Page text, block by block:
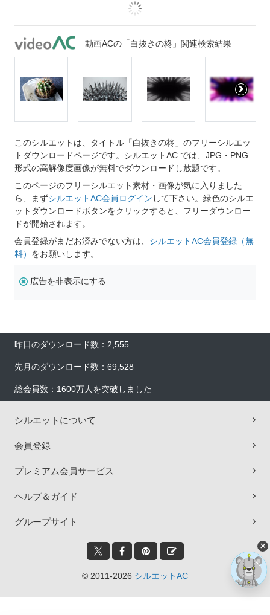
動画ACの「白抜きの柊」関連検索結果
このシルエットは、タイトル「白抜きの柊」のフリーシルエッ
トダウンロードページです。シルエットAC では、JPG・PNG
形式の高解像度画像が無料でダウンロードし放題です。
このページのフリーシルエット素材・画像が気に入りました
ら、まずシルエットAC会員ログイン して下さい。緑色のシルエ
ットダウンロードボタンをクリックすると、フリーダウンロー
ドが開始されます。
会員登録がまだお済みでない方は、 シルエットAC会員登録（無
料） をお願いします。
広告を非表示にする
昨日のダウンロード数：2,555
先月のダウンロード数：69,528
総会員数：1600万人を突破しました
シルエットについて
会員登録
プレミアム会員サービス
ヘルプ＆ガイド
グループサイト
© 2011-2026 シルエットAC
×